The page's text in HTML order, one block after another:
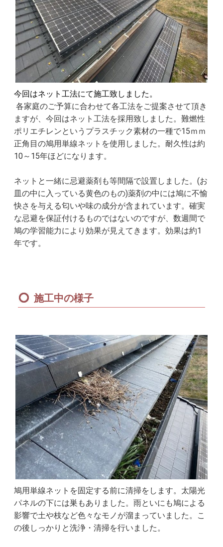
今回はネット工法にて施工致しました。
各家庭のご予算に合わせて各工法をご提案させて頂き
ますが、今回はネット工法を採用致しました。難燃性
ポリエチレンというプラスチック素材の一種で15ｍｍ
正角目の鳩用単線ネットを使用しました。耐久性は約
10～15年ほどになります。
ネットと一緒に忌避薬剤も等間隔で設置しました。(お
皿の中に入っている黄色のもの)薬剤の中には鳩に不愉
快さを与える匂いや味の成分が含まれています。確実
な忌避を保証付けるものではないのですが、数週間で
鳩の学習能力により効果が見えてきます。効果は約1
年です。
施工中の様子
鳩用単線ネットを固定する前に清掃をします。太陽光
パネルの下には巣もありました。雨といにも鳩による
影響で土や枝など色々なモノが溜まっていました。こ
の後しっかりと洗浄・清掃を行いました。